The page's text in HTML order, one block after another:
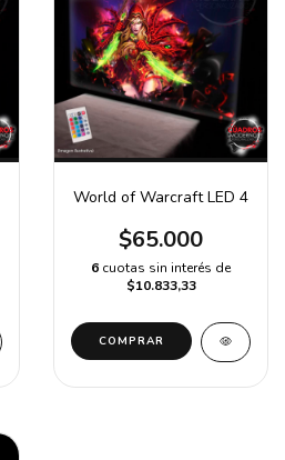
World of Warcraft LED 4
$65.000
6 cuotas sin interés de
$10.833,33
COMPRAR